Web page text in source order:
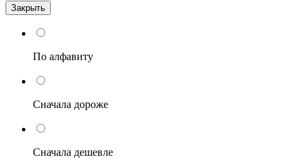
Закрыть
По алфавиту
Сначала дороже
Сначала дешевле